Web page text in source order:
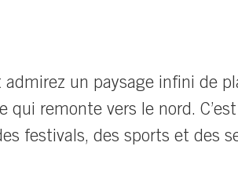
un paysage infini de
remonte vers le nord.
festivals, des sports et des